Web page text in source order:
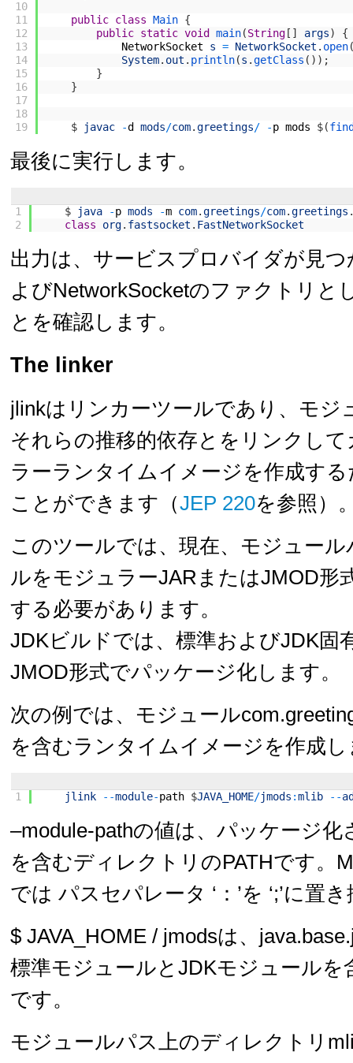
10
11
12
13
14
15
16
17
18
19
public class Main {
public static void main(String [ ] args)
{
NetworkSocket
s = NetworkSocket . open
System. out . println(s .getClass ( ) ) ;
}
}
$ javac -d mods/com.greetings/ -p mods $(
最後に実行します。
1
2
$ java -p mods -m com.greetings/com.greetings
class
org. fastsocket . FastNetworkSocket
出力は、サービスプロバイダが見
よびNetworkSocketのファクトリと
とを確認します。
The linker
jlinkはリンカーツールであり、モジ
それらの推移的依存とをリンクし
ラーランタイムイメージを作成す
ことができます（JEP 220を参照）
このツールでは、現在、モジュー
ルをモジュラーJARまたはJMOD形
する必要があります。
JDKビルドでは、標準およびJDK固
JMOD形式でパッケージ化します。
次の例では、モジュール
を含むランタイムイメージを作成し
1 jlink --module-path $JAVA_HOME/jmods :mlib --
–module-pathの値は、パッケージ
を含むディレクトリのPATHです。
では パスセパレータ ‘：’を ‘;’に置
$ JAVA_HOME / jmodsは、
標準モジュールとJDKモジュールを
です。
モジュールパス上のディレクトリ